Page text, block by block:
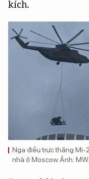
kích.
Nga điều trực thăng Mi-
nhà ở Moscow. Ảnh: MW.